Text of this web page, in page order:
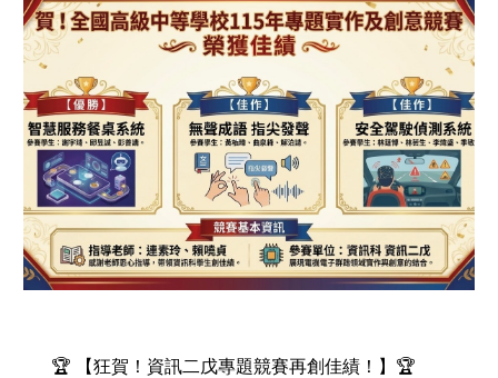
🏆 【狂賀！資訊二戊專題競賽再創佳績！】🏆